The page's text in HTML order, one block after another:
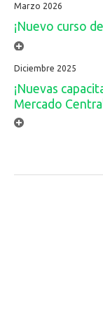
Marzo 2026
¡Nuevo curso
Diciembre 2025
¡Nuevas
Mercado